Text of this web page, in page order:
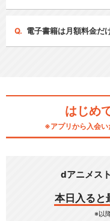
電子書籍は月額料金だ
はじめ
※アプリから入会
dアニメス
本日入ると
※以